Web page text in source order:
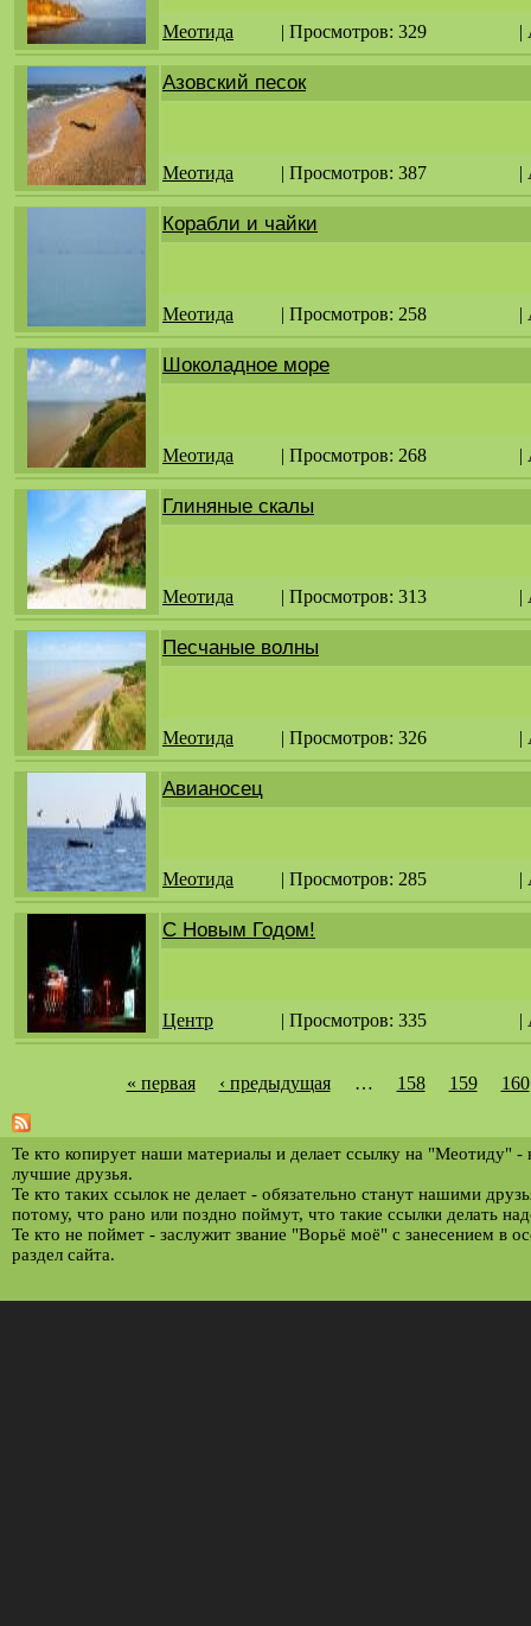
Меотида | Просмотров: 329 |
Азовский песок
Меотида | Просмотров: 387 |
Корабли и чайки
Меотида | Просмотров: 258 |
Шоколадное море
Меотида | Просмотров: 268 |
Глиняные скалы
Меотида | Просмотров: 313 |
Песчаные волны
Меотида | Просмотров: 326 |
Авианосец
Меотида | Просмотров: 285 |
С Новым Годом!
Центр | Просмотров: 335 |
т
р
а
н
и
« первая ‹ предыдущая … 158 159 160
Те кто копирует наши материалы и делает ссылку на "Меотиду" -
лучшие друзья.
Те кто таких ссылок не делает - обязательно станут нашими
потому, что рано или поздно поймут, что такие ссылки делать
Те кто не поймет - заслужит звание "Ворьё моё" с занесением в
раздел сайта.